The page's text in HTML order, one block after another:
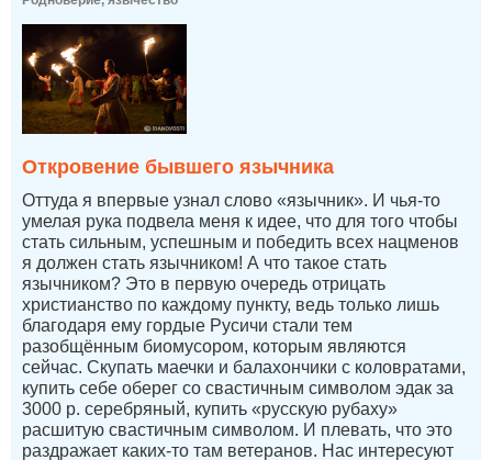
Откровение бывшего язычника
Оттуда я впервые узнал слово «язычник». И чья-то
умелая рука подвела меня к идее, что для того чтобы
стать сильным, успешным и победить всех нацменов
я должен стать язычником! А что такое стать
язычником? Это в первую очередь отрицать
христианство по каждому пункту, ведь только лишь
благодаря ему гордые Русичи стали тем
разобщённым биомусором, которым являются
сейчас. Скупать маечки и балахончики с коловратами,
купить себе оберег со свастичным символом эдак за
3000 р. серебряный, купить «русскую рубаху»
расшитую свастичным символом. И плевать, что это
раздражает каких-то там ветеранов. Нас интересуют